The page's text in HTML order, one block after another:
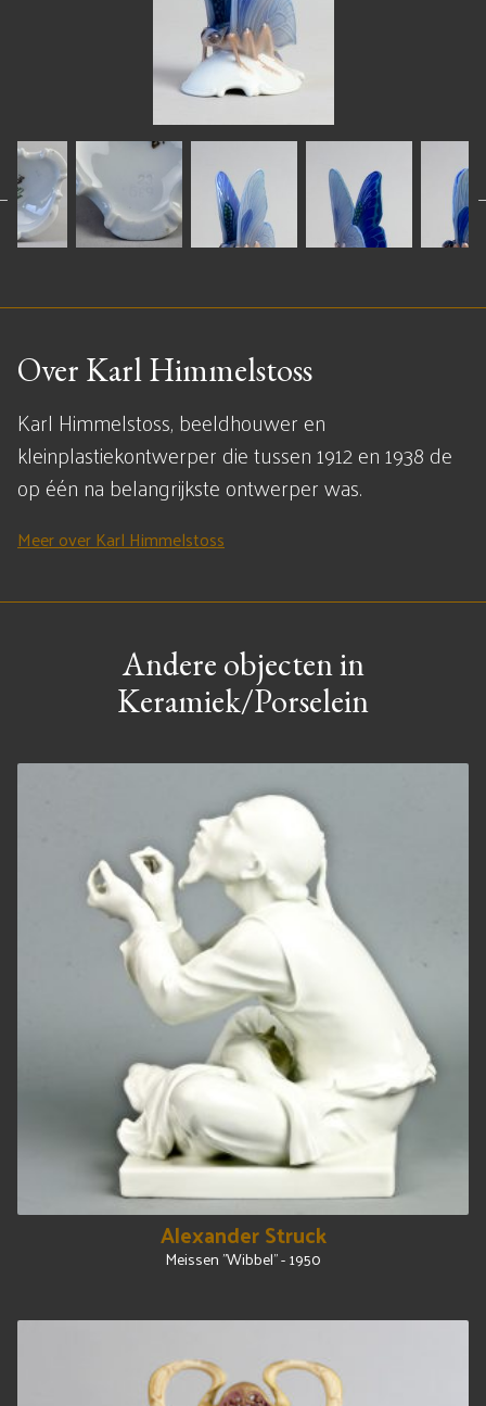
Over Karl Himmelstoss
Karl Himmelstoss, beeldhouwer en
kleinplastiekontwerper die tussen 1912 en 1938 de
op één na belangrijkste ontwerper was.
Meer over Karl Himmelstoss
Andere objecten in
Keramiek/Porselein
Alexander Struck
Meissen "Wibbel" - 1950